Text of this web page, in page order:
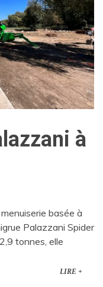
à
basée à
Palazzani Spider
tonnes, elle
LIRE +